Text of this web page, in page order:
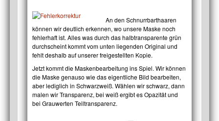
An den Schnurrbarthaaren
können wir deutlich erkennen, wo unsere Maske noch
fehlerhaft ist. Alles was durch das halbtransparente grün
durchscheint kommt vom unten liegenden Original und
fehlt deshalb auf unserer freigestellten Kopie.
Jetzt kommt die Maskenbearbeitung ins Spiel. Wir können
die Maske genauso wie das eigentliche Bild bearbeiten,
aber lediglich in Schwarzweiß. Wählen wir schwarz, dann
malen wir Transparenz, bei weiß ergibt es Opazität und
bei Grauwerten Teiltransparenz.